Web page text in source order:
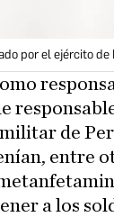
por el ejército de
de
entre
a los